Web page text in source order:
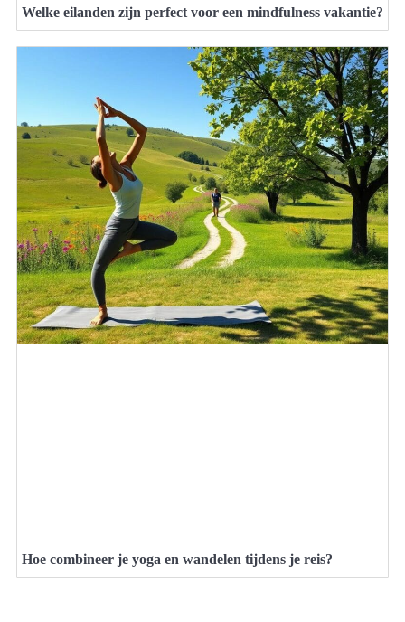
Welke eilanden zijn perfect voor een mindfulness vakantie?
Hoe combineer je yoga en wandelen tijdens je reis?